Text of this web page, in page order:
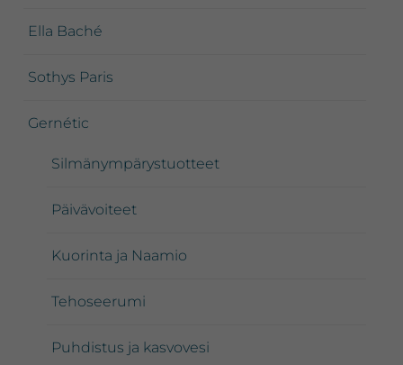
Ella Baché
Sothys Paris
Gernétic
Silmänympärystuotteet
Päivävoiteet
Kuorinta ja Naamio
Tehoseerumi
Puhdistus ja kasvovesi